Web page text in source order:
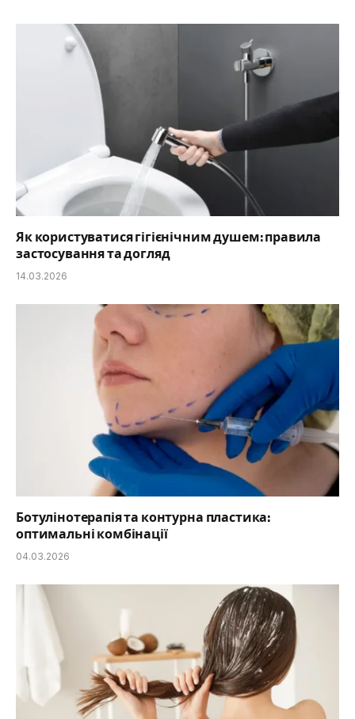
Як користуватися гігієнічним душем: правила
застосування та догляд
14.03.2026
Ботулінотерапія та контурна пластика:
оптимальні комбінації
04.03.2026